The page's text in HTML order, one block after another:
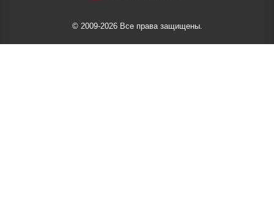
© 2009-2026 Все права защищены.